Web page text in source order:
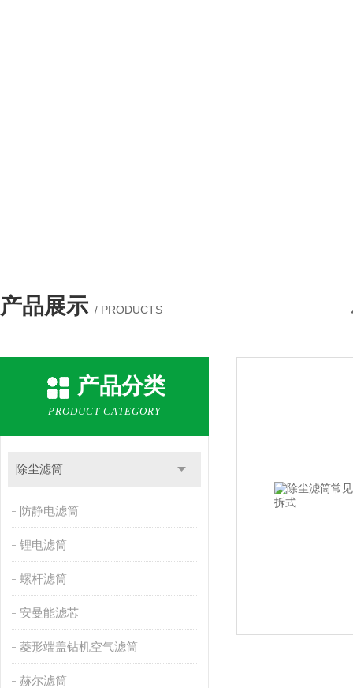
产品展示 / PRODUCTS
产品分类
PRODUCT CATEGORY
除尘滤筒
防静电滤筒
锂电滤筒
螺杆滤筒
安曼能滤芯
菱形端盖钻机空气滤筒
赫尔滤筒